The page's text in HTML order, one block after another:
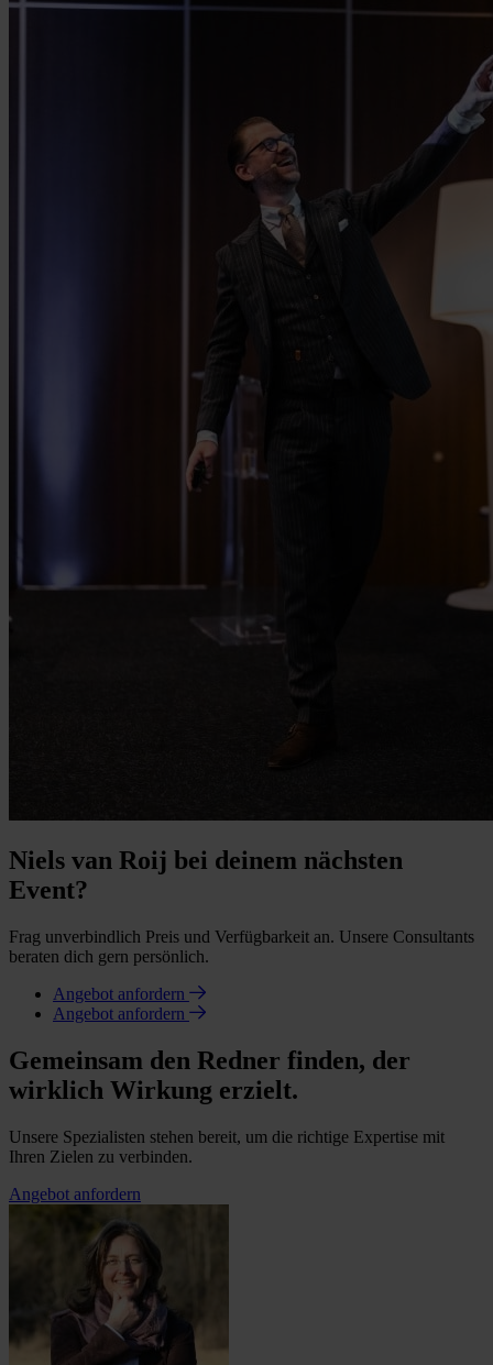
Niels van Roij bei deinem nächsten
Event?
Frag unverbindlich Preis und Verfügbarkeit an. Unsere Consultants
beraten dich gern persönlich.
Angebot anfordern
Angebot anfordern
Gemeinsam den Redner finden, der
wirklich Wirkung erzielt.
Unsere Spezialisten stehen bereit, um die richtige Expertise mit
Ihren Zielen zu verbinden.
Angebot anfordern